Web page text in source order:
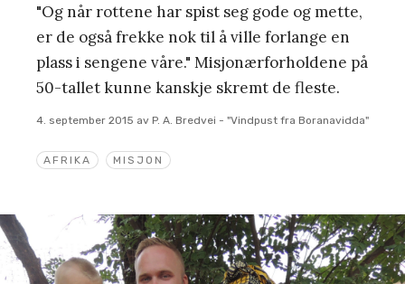
AFRIKA MISJON
"Og når rottene har spist seg gode og mette,
er de også frekke nok til å ville forlange en
plass i sengene våre." Misjonærforholdene på
50-tallet kunne kanskje skremt de fleste.
4. september 2015 av P. A. Bredvei - "Vindpust fra Boranavidda"